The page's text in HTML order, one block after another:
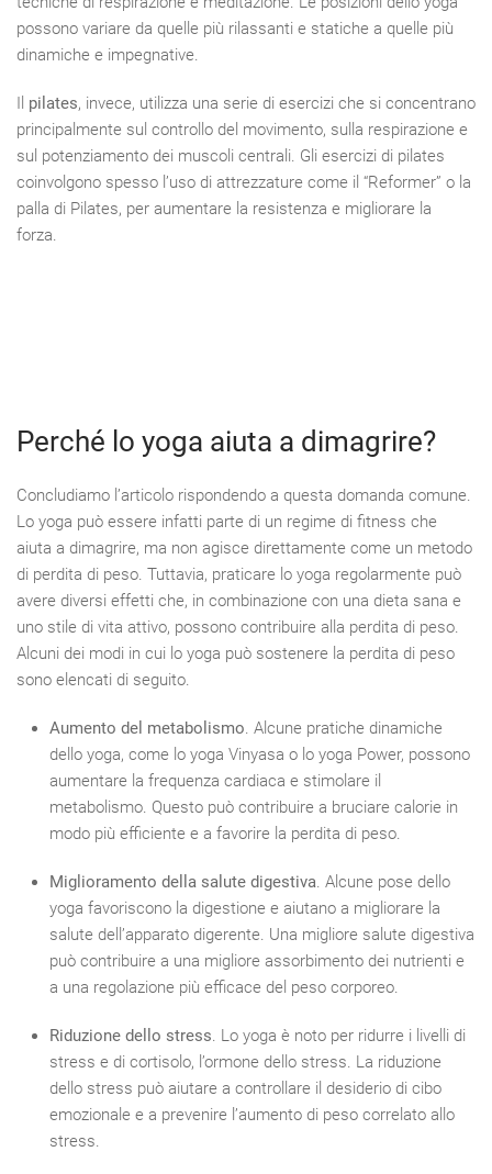
possono variare da quelle più rilassanti e statiche a quelle più
dinamiche e impegnative.
Il pilates, invece, utilizza una serie di esercizi che si concentrano
principalmente sul controllo del movimento, sulla respirazione e
sul potenziamento dei muscoli centrali. Gli esercizi di pilates
coinvolgono spesso l’uso di attrezzature come il “Reformer” o la
palla di Pilates, per aumentare la resistenza e migliorare la
forza.
Perché lo yoga aiuta a dimagrire?
Concludiamo l’articolo rispondendo a questa domanda comune.
Lo yoga può essere infatti parte di un regime di fitness che
aiuta a dimagrire, ma non agisce direttamente come un metodo
di perdita di peso. Tuttavia, praticare lo yoga regolarmente può
avere diversi effetti che, in combinazione con una dieta sana e
uno stile di vita attivo, possono contribuire alla perdita di peso.
Alcuni dei modi in cui lo yoga può sostenere la perdita di peso
sono elencati di seguito.
Aumento del metabolismo. Alcune pratiche dinamiche
dello yoga, come lo yoga Vinyasa o lo yoga Power, possono
aumentare la frequenza cardiaca e stimolare il
metabolismo. Questo può contribuire a bruciare calorie in
modo più efficiente e a favorire la perdita di peso.
Miglioramento della salute digestiva. Alcune pose dello
yoga favoriscono la digestione e aiutano a migliorare la
salute dell’apparato digerente. Una migliore salute digestiva
può contribuire a una migliore assorbimento dei nutrienti e
a una regolazione più efficace del peso corporeo.
Riduzione dello stress. Lo yoga è noto per ridurre i livelli di
stress e di cortisolo, l’ormone dello stress. La riduzione
dello stress può aiutare a controllare il desiderio di cibo
emozionale e a prevenire l’aumento di peso correlato allo
stress.